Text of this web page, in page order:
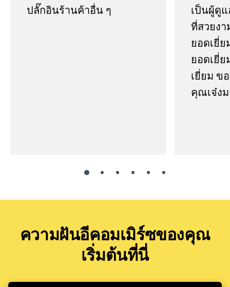
ปลั๊กอินร้านค้าอื่น ๆ
เป็นผู้ดูแ
ที่สวยง
ยอดเยี่ย
ยอดเยี่
เยี่ยม ข
คุณเจ๋ง
ความฝันอีคอมเมิร์ซของคุณ
เริ่มต้นที่นี่